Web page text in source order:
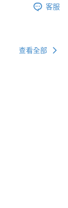
客服
查看全部